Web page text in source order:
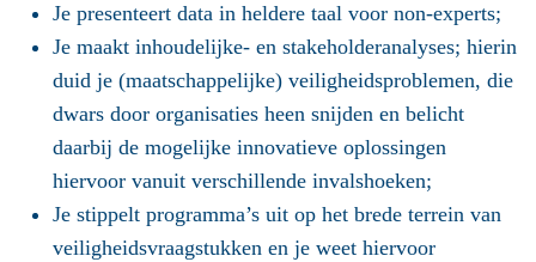
Je presenteert data in heldere taal voor non-experts;
Je maakt inhoudelijke- en stakeholderanalyses; hierin
duid je (maatschappelijke) veiligheidsproblemen, die
dwars door organisaties heen snijden en belicht
daarbij de mogelijke innovatieve oplossingen
hiervoor vanuit verschillende invalshoeken;
Je stippelt programma’s uit op het brede terrein van
veiligheidsvraagstukken en je weet hiervoor